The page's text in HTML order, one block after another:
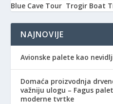
Blue Cave Tour Trogir Boat
NAJNOVIJE
Avionske palete kao
Domaća proizvodnja
važniju ulogu – Fagus
moderne tvrtke